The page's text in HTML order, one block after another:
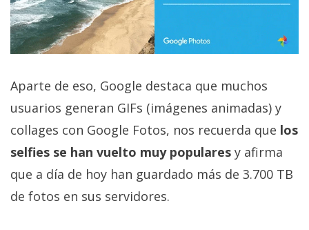
Aparte de eso, Google destaca que muchos
usuarios generan GIFs (imágenes animadas) y
collages con Google Fotos, nos recuerda que los
selfies se han vuelto muy populares y afirma
que a día de hoy han guardado más de 3.700 TB
de fotos en sus servidores.